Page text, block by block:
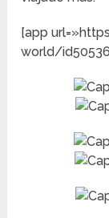
[app
world/